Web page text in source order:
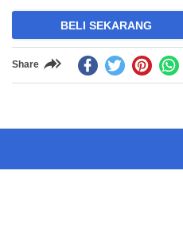
BELI SEKARANG
Share